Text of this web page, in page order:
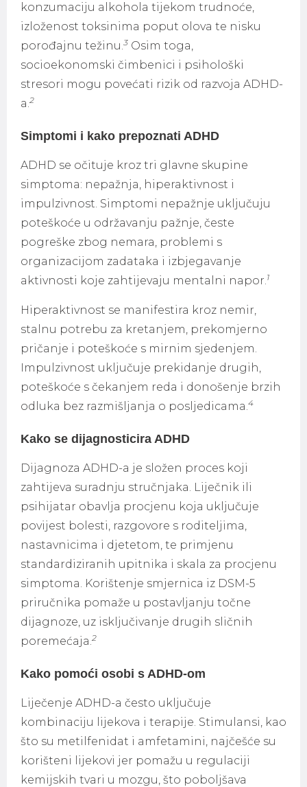
konzumaciju alkohola tijekom trudnoće,
izloženost toksinima poput olova te nisku
porođajnu težinu.3 Osim toga,
socioekonomski čimbenici i psihološki
stresori mogu povećati rizik od razvoja ADHD-
a.2
Simptomi i kako prepoznati ADHD
ADHD se očituje kroz tri glavne skupine
simptoma: nepažnja, hiperaktivnost i
impulzivnost. Simptomi nepažnje uključuju
poteškoće u održavanju pažnje, česte
pogreške zbog nemara, problemi s
organizacijom zadataka i izbjegavanje
aktivnosti koje zahtijevaju mentalni napor.1
Hiperaktivnost se manifestira kroz nemir,
stalnu potrebu za kretanjem, prekomjerno
pričanje i poteškoće s mirnim sjedenjem.
Impulzivnost uključuje prekidanje drugih,
poteškoće s čekanjem reda i donošenje brzih
odluka bez razmišljanja o posljedicama.4
Kako se dijagnosticira ADHD
Dijagnoza ADHD-a je složen proces koji
zahtijeva suradnju stručnjaka. Liječnik ili
psihijatar obavlja procjenu koja uključuje
povijest bolesti, razgovore s roditeljima,
nastavnicima i djetetom, te primjenu
standardiziranih upitnika i skala za procjenu
simptoma. Korištenje smjernica iz DSM-5
priručnika pomaže u postavljanju točne
dijagnoze, uz isključivanje drugih sličnih
poremećaja.2
Kako pomoći osobi s ADHD-om
Liječenje ADHD-a često uključuje
kombinaciju lijekova i terapije. Stimulansi, kao
što su metilfenidat i amfetamini, najčešće su
korišteni lijekovi jer pomažu u regulaciji
kemijskih tvari u mozgu, što poboljšava